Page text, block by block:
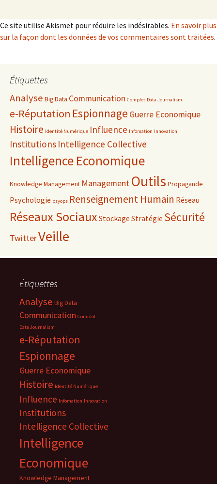
Ce site utilise Akismet pour réduire les indésirables. En savoir plus
sur la façon dont les données de vos commentaires sont traitées.
Étiquettes
Analyse Big Data Communication Complot Data Journalism
e-Réputation Espionnage Guerre Economique
Histoire Identité Numérique Influence Infomation Innovation
Institutions Intelligence Collective
Intelligence Economique
Knowledge Management Management Outils Propagande
Psychologie psyops Renseignement Humain Réseau
Réseaux SociauxStockage Stratégie Sécurité
TwitterVeille
Étiquettes
Analyse Big Data
Communication Complot
Data Journalism
e-Réputation
Espionnage
Guerre Economique
Histoire Identité Numérique
Influence Infomation Innovation
Institutions
Intelligence Collective
Intelligence
Economique
Knowledge Management